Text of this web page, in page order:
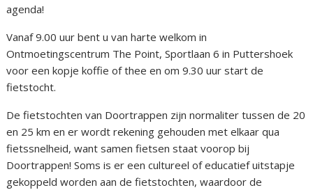
agenda!
Vanaf 9.00 uur bent u van harte welkom in
Ontmoetingscentrum The Point, Sportlaan 6 in Puttershoek
voor een kopje koffie of thee en om 9.30 uur start de
fietstocht.
De fietstochten van Doortrappen zijn normaliter tussen de 20
en 25 km en er wordt rekening gehouden met elkaar qua
fietssnelheid, want samen fietsen staat voorop bij
Doortrappen! Soms is er een cultureel of educatief uitstapje
gekoppeld worden aan de fietstochten, waardoor de